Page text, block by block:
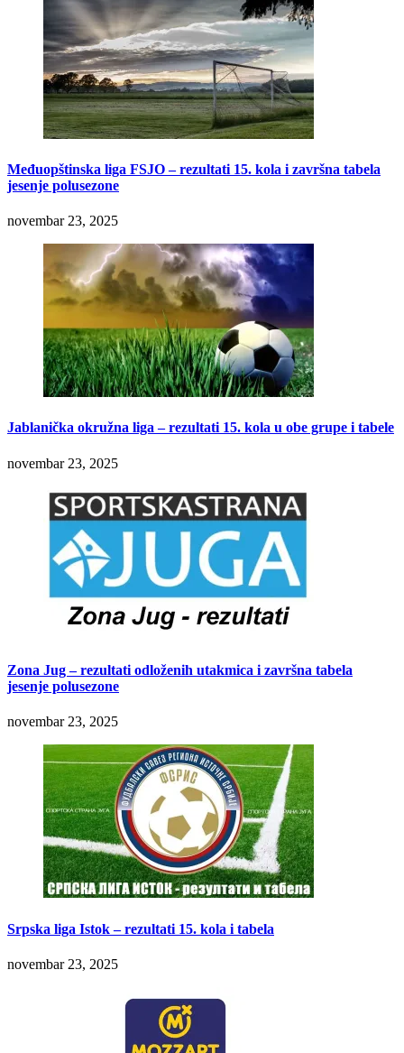
Međuopštinska liga FSJO – rezultati 15. kola i završna tabela
jesenje polusezone
novembar 23, 2025
Jablanička okružna liga – rezultati 15. kola u obe grupe i tabele
novembar 23, 2025
Zona Jug – rezultati odloženih utakmica i završna tabela
jesenje polusezone
novembar 23, 2025
Srpska liga Istok – rezultati 15. kola i tabela
novembar 23, 2025